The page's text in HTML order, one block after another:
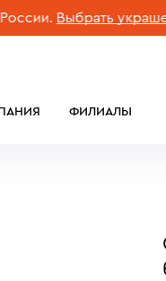
Выбрать украшение
ФИЛИАЛЫ